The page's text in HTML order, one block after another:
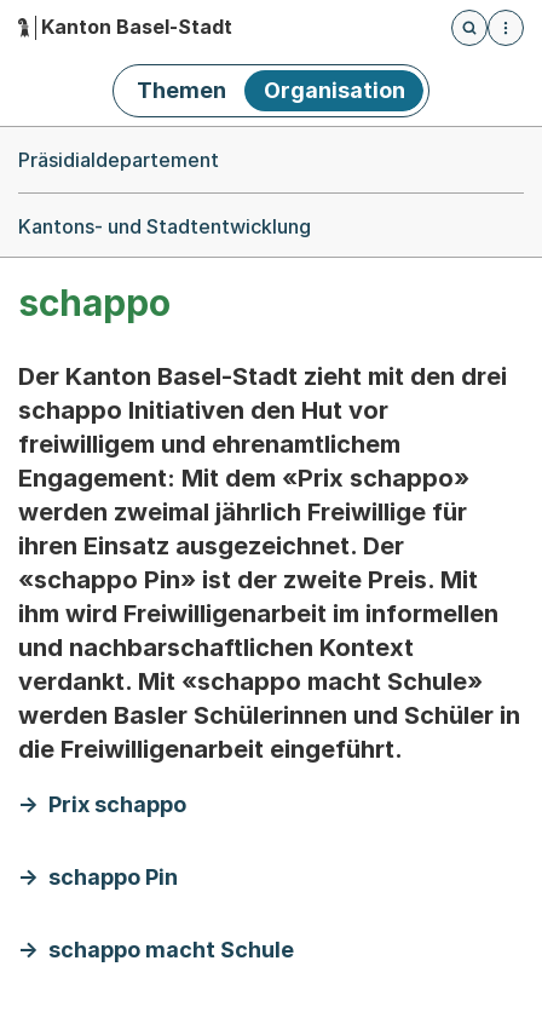
Hauptnavigation
Kanton Basel-Stadt
Öffnet
Themen Organisation
Präsidialdepartement
Kantons- und Stadtentwicklung
schappo
Der Kanton Basel-Stadt zieht mit den drei
schappo Initiativen den Hut vor
freiwilligem und ehrenamtlichem
Engagement: Mit dem «Prix schappo»
werden zweimal jährlich Freiwillige für
ihren Einsatz ausgezeichnet. Der
«schappo Pin» ist der zweite Preis. Mit
ihm wird Freiwilligenarbeit im informellen
und nachbarschaftlichen Kontext
verdankt. Mit «schappo macht Schule»
werden Basler Schülerinnen und Schüler in
die Freiwilligenarbeit eingeführt.
Prix schappo
schappo Pin
schappo macht Schule